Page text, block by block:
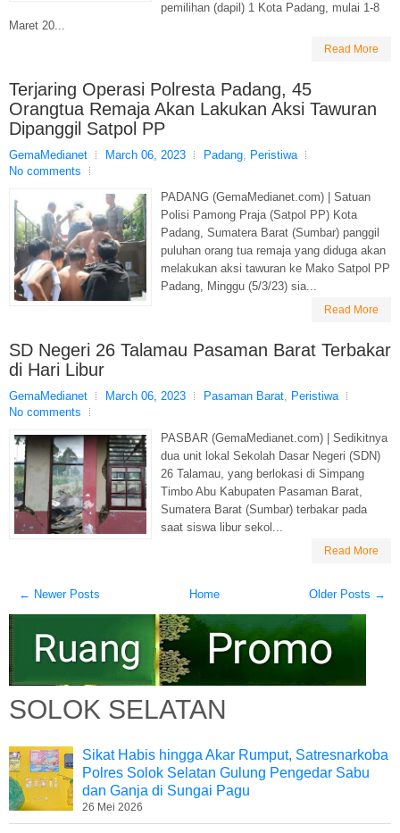
pemilihan (dapil) 1 Kota Padang, mulai 1-8
Maret 20...
Read More
Terjaring Operasi Polresta Padang, 45
Orangtua Remaja Akan Lakukan Aksi Tawuran
Dipanggil Satpol PP
GemaMedianet March 06, 2023 Padang, Peristiwa
No comments
PADANG (GemaMedianet.com) | Satuan
Polisi Pamong Praja (Satpol PP) Kota
Padang, Sumatera Barat (Sumbar) panggil
puluhan orang tua remaja yang diduga akan
melakukan aksi tawuran ke Mako Satpol PP
Padang, Minggu (5/3/23) sia...
Read More
SD Negeri 26 Talamau Pasaman Barat Terbakar
di Hari Libur
GemaMedianet March 06, 2023 Pasaman Barat, Peristiwa
No comments
PASBAR (GemaMedianet.com) | Sedikitnya
dua unit lokal Sekolah Dasar Negeri (SDN)
26 Talamau, yang berlokasi di Simpang
Timbo Abu Kabupaten Pasaman Barat,
Sumatera Barat (Sumbar) terbakar pada
saat siswa libur sekol...
Read More
← Newer Posts Older Posts →
Home
SOLOK SELATAN
Sikat Habis hingga Akar Rumput, Satresnarkoba
Polres Solok Selatan Gulung Pengedar Sabu
dan Ganja di Sungai Pagu
26 Mei 2026